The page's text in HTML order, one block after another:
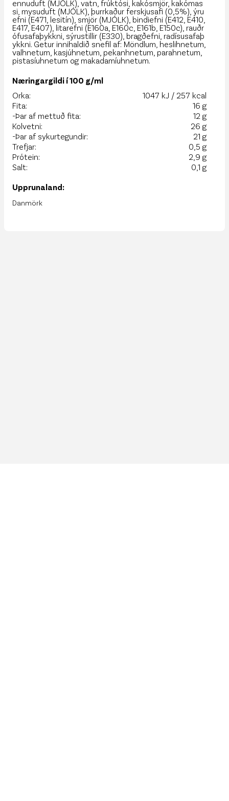
ennuduft (MJÓLK), vatn, frúktósi, kakósmjör, kakómas
si, mysuduft (MJÓLK), þurrkaður ferskjusafi (0,5%), ýru
efni (E471, lesitín), smjör (MJÓLK), bindiefni (E412, E410,
E417, E407), litarefni (E160a, E160c, E161b, E150c), rauðr
ófusafaþykkni, sýrustillir (E330), bragðefni, radísusafaþ
ykkni. Getur innihaldið snefil af: Möndlum, heslihnetum,
valhnetum, kasjúhnetum, pekanhnetum, parahnetum,
pistasíuhnetum og makadamíuhnetum.
Næringargildi í 100 g/ml
Orka:
1047 kJ / 257 kcal
Fita:
16 g
-Þar af mettuð fita:
12 g
Kolvetni:
26 g
-Þar af sykurtegundir:
21 g
Trefjar:
0,5 g
Prótein:
2,9 g
Salt:
0,1 g
Upprunaland:
Danmörk